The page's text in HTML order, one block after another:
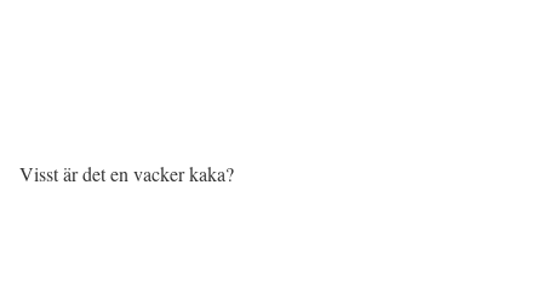
Visst är det en vacker kaka?